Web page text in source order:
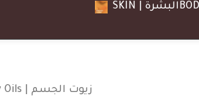
SKIN | البشرة
Body Oils | زيوت الجسم